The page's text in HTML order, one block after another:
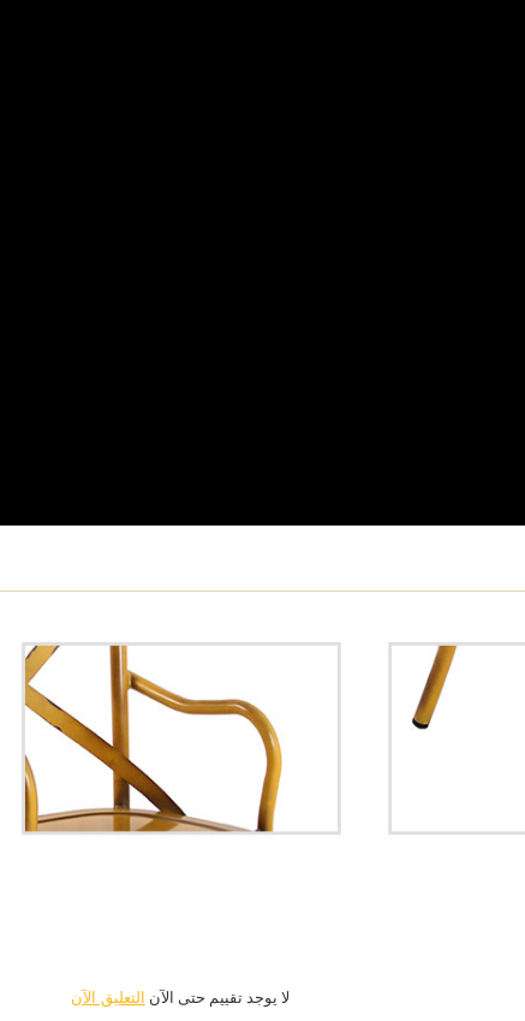
لا يوجد تقييم حتى الآن التعليق الآن